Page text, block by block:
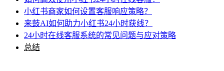
小红书商家如何设置客服响应策略？
来鼓AI如何助力小红书24小时获线？
24小时在线客服系统的常见问题与应对策略
总结